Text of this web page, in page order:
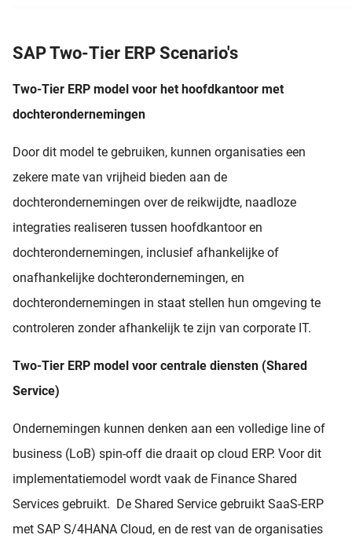
SAP Two-Tier ERP Scenario's
Two-Tier ERP model voor het hoofdkantoor met
dochterondernemingen
Door dit model te gebruiken, kunnen organisaties een
zekere mate van vrijheid bieden aan de
dochterondernemingen over de reikwijdte, naadloze
integraties realiseren tussen hoofdkantoor en
dochterondernemingen, inclusief afhankelijke of
onafhankelijke dochterondernemingen, en
dochterondernemingen in staat stellen hun omgeving te
controleren zonder afhankelijk te zijn van corporate IT.
Two-Tier ERP model voor centrale diensten (Shared
Service)
Ondernemingen kunnen denken aan een volledige line of
business (LoB) spin-off die draait op cloud ERP. Voor dit
implementatiemodel wordt vaak de Finance Shared
Services gebruikt. De Shared Service gebruikt SaaS-ERP
met SAP S/4HANA Cloud, en de rest van de organisaties